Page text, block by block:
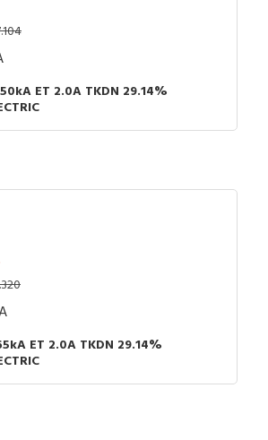
ET 2.0A TKDN 29.14%
ET 2.0A TKDN 29.14%